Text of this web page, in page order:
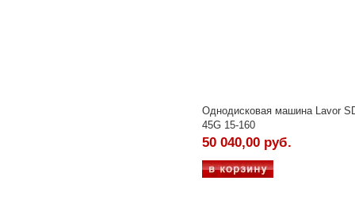
Однодисковая машина Lavor
45G 15-160
50 040,00 руб.